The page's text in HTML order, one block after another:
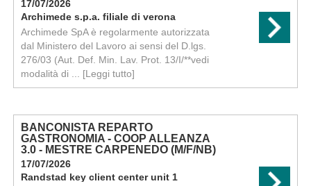
17/07/2026
Archimede s.p.a. filiale di verona
Archimede SpA è regolarmente autorizzata
dal Ministero del Lavoro ai sensi del D.lgs.
276/03 (Aut. Def. Min. Lav. Prot. 13/I/**vedi
modalità di ... [Leggi tutto]
BANCONISTA REPARTO
GASTRONOMIA - COOP ALLEANZA
3.0 - MESTRE CARPENEDO (M/F/NB)
17/07/2026
Randstad key client center unit 1